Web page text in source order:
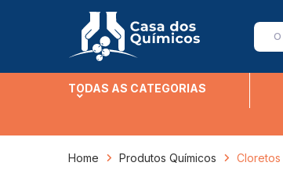
TODAS AS CATEGORIAS
Home Produtos Químicos Cloretos